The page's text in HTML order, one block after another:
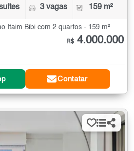
3 vagas 159 m²
Itaim Bibi com 2 quartos - 159 m²
R$ 4.000.000
Contatar